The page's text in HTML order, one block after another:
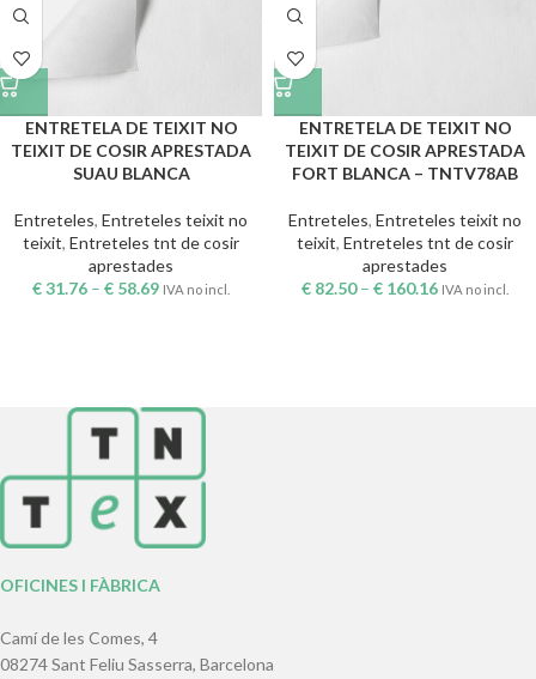
ENTRETELA DE TEIXIT NO
TEIXIT DE COSIR APRESTADA
SUAU BLANCA
Entreteles, Entreteles teixit no
teixit, Entreteles tnt de cosir
aprestades
€31.76 – € 58.69 IVA no incl.
ENTRETELA DE TEIXIT NO
TEIXIT DE COSIR APRESTADA
FORT BLANCA – TNTV78AB
Entreteles, Entreteles teixit no
teixit, Entreteles tnt de cosir
aprestades
€ 82.50– € 160.16 IVA no incl.
OFICINES I FÀBRICA
Camí de les Comes, 4
08274 Sant Feliu Sasserra, Barcelona